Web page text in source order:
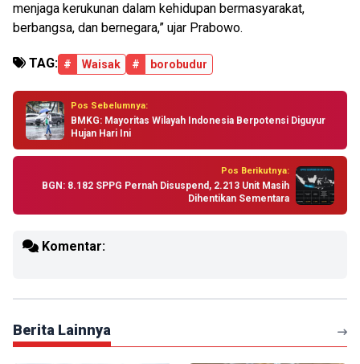
menjaga kerukunan dalam kehidupan bermasyarakat,
berbangsa, dan bernegara,” ujar Prabowo.
TAG: # Waisak # borobudur
Pos Sebelumnya:
BMKG: Mayoritas Wilayah Indonesia Berpotensi Diguyur
Hujan Hari Ini
Pos Berikutnya:
BGN: 8.182 SPPG Pernah Disuspend, 2.213 Unit Masih
Dihentikan Sementara
Komentar:
Berita Lainnya